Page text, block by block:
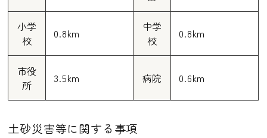
小学
校
0.8km
中学
校
0.8km
市役
所
3.5km 病院 0.6km
土砂災害等に関する事項